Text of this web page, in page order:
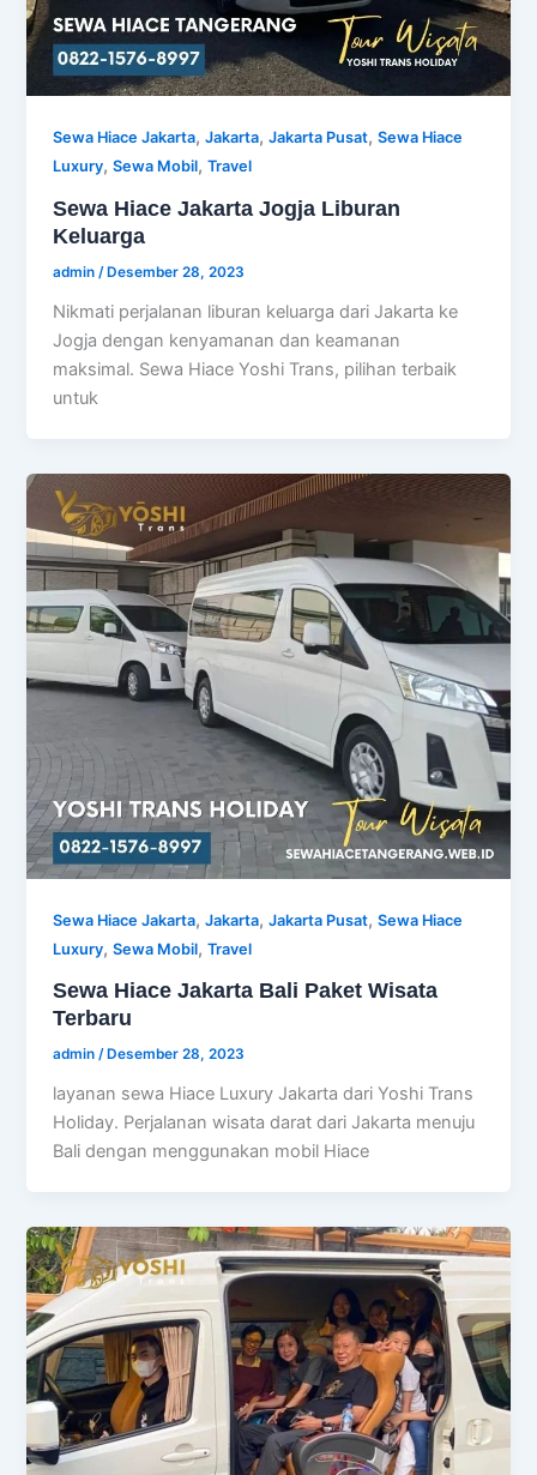
Sewa Hiace Jakarta,Jakarta,Jakarta Pusat,Sewa Hiace
Luxury,Sewa Mobil,Travel
Sewa Hiace Jakarta Jogja Liburan
Keluarga
admin/ Desember 28, 2023
Nikmati perjalanan liburan keluarga dari Jakarta ke
Jogja dengan kenyamanan dan keamanan
maksimal. Sewa Hiace Yoshi Trans, pilihan terbaik
untuk
Sewa Hiace Jakarta,Jakarta,Jakarta Pusat,Sewa Hiace
Luxury,Sewa Mobil,Travel
Sewa Hiace Jakarta Bali Paket Wisata
Terbaru
admin/ Desember 28, 2023
layanan sewa Hiace Luxury Jakarta dari Yoshi Trans
Holiday. Perjalanan wisata darat dari Jakarta menuju
Bali dengan menggunakan mobil Hiace